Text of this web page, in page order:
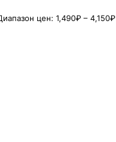
цен: 1,490₽ – 4,150₽